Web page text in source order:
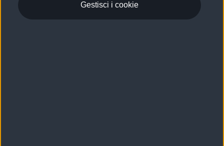
Gestisci i cookie